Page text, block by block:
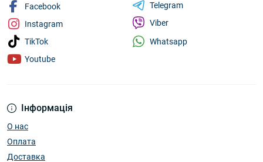
Інформація
О нас
Оплата
Доставка
Facebook
Instagram
TikTok
Youtube
Telegram
Viber
Whatsapp